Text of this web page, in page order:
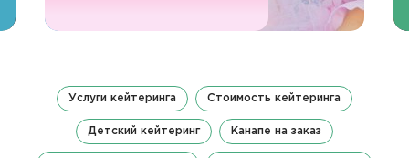
Услуги кейтеринга Стоимость кейтеринга
Детский кейтеринг Канапе на заказ